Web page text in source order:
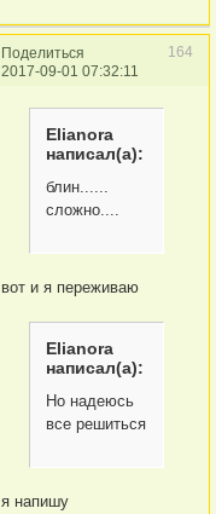
Поделиться
164
2017-09-01 07:32:11
Elianora
написал(а):
блин......
сложно....
вот и я переживаю
Elianora
написал(а):
Но надеюсь
все решиться
я напишу